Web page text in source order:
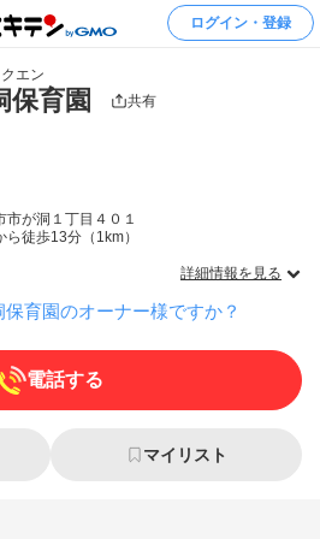
ログイン・登録
エン
保育園 共有
市が洞１丁目４０１
徒歩13分（1km）
詳細情報を見る
育園のオーナー様ですか？
電話する
マイリスト